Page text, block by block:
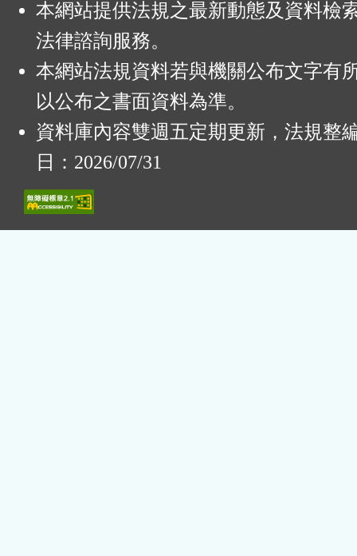
本網站提供法規之最新動態及資料檢
法律諮詢服務。
本網站法規資料若與機關公布文字有
以公布之書面資料為準。
資料庫內容雙週五定期更新，法規整
日：2026/07/31